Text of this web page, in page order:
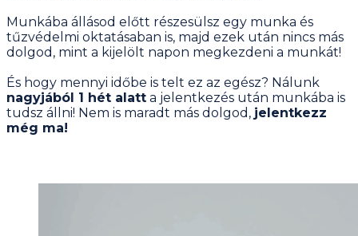
Munkába állásod előtt részesülsz egy munka és
tűzvédelmi oktatásaban is, majd ezek után nincs más
dolgod, mint a kijelölt napon megkezdeni a munkát!
És hogy mennyi időbe is telt ez az egész? Nálunk
nagyjából 1 hét alatt a jelentkezés után munkába is
tudsz állni! Nem is maradt más dolgod, jelentkezz
még ma!